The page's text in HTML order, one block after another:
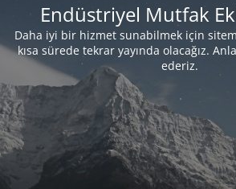
Endüstriyel Mutfak
Daha iyi bir hizmet sunabilmek için
kısa sürede tekrar yayında olacağız.
ederiz.